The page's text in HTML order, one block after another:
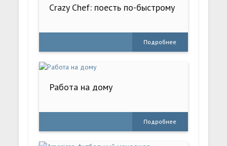
Crazy Chef: поесть по-быстрому
Подробнее
Работа на дому
Подробнее